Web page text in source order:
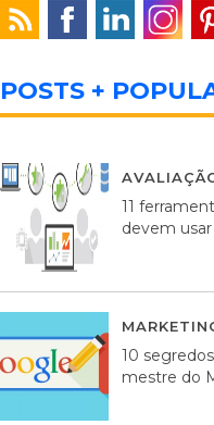
POSTS +
11
devem usar
10
mestre do